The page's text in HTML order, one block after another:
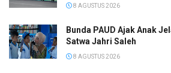
8 AGUSTUS 2026
Bunda PAUD Ajak Anak
Satwa Jahri Saleh
8 AGUSTUS 2026